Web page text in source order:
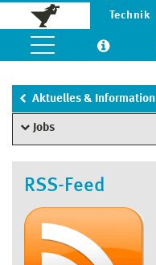
Technik
Aktuelles & Information
Jobs
RSS-Feed